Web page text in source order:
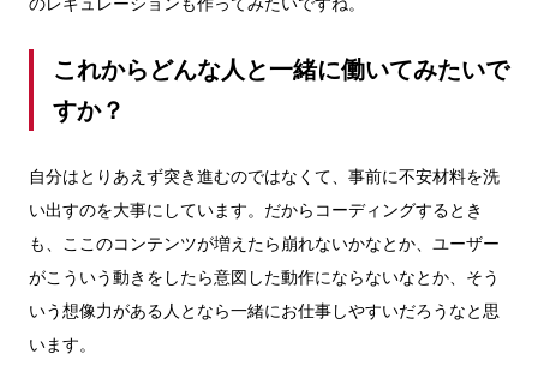
これからどんな人と一緒に働いてみたいで
すか？
自分はとりあえず突き進むのではなくて、事前に不安材料を洗
い出すのを大事にしています。だからコーディングするとき
も、ここのコンテンツが増えたら崩れないかなとか、ユーザー
がこういう動きをしたら意図した動作にならないなとか、そう
いう想像力がある人となら一緒にお仕事しやすいだろうなと思
います。